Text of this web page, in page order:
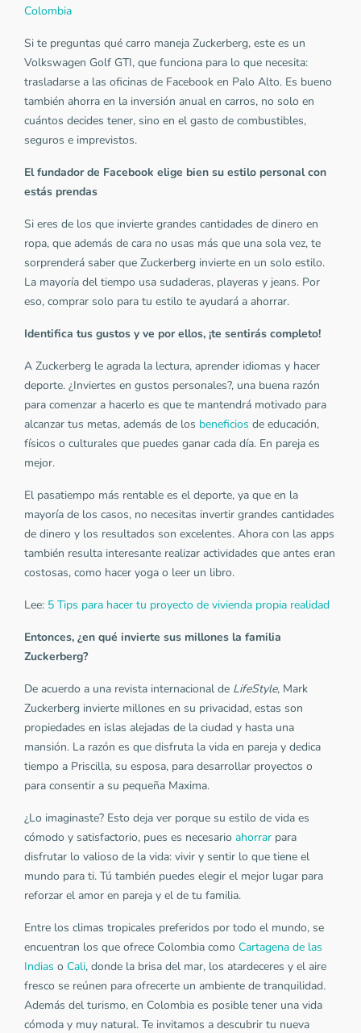
Colombia
Si te preguntas qué carro maneja Zuckerberg, este es un
Volkswagen Golf GTI, que funciona para lo que necesita:
trasladarse a las oficinas de Facebook en Palo Alto. Es bueno
también ahorra en la inversión anual en carros, no solo en
cuántos decides tener, sino en el gasto de combustibles,
seguros e imprevistos.
El fundador de Facebook elige bien su estilo personal con
estás prendas
Si eres de los que invierte grandes cantidades de dinero en
ropa, que además de cara no usas más que una sola vez, te
sorprenderá saber que Zuckerberg invierte en un solo estilo.
La mayoría del tiempo usa sudaderas, playeras y jeans. Por
eso, comprar solo para tu estilo te ayudará a ahorrar.
Identifica tus gustos y ve por ellos, ¡te sentirás completo!
A Zuckerberg le agrada la lectura, aprender idiomas y hacer
deporte. ¿Inviertes en gustos personales?, una buena razón
para comenzar a hacerlo es que te mantendrá motivado para
alcanzar tus metas, además de los beneficios de educación,
físicos o culturales que puedes ganar cada día. En pareja es
mejor.
El pasatiempo más rentable es el deporte, ya que en la
mayoría de los casos, no necesitas invertir grandes cantidades
de dinero y los resultados son excelentes. Ahora con las apps
también resulta interesante realizar actividades que antes eran
costosas, como hacer yoga o leer un libro.
Lee: 5 Tips para hacer tu proyecto de vivienda propia realidad
Entonces, ¿en qué invierte sus millones la familia
Zuckerberg?
De acuerdo a una revista internacional de LifeStyle, Mark
Zuckerberg invierte millones en su privacidad, estas son
propiedades en islas alejadas de la ciudad y hasta una
mansión. La razón es que disfruta la vida en pareja y dedica
tiempo a Priscilla, su esposa, para desarrollar proyectos o
para consentir a su pequeña Maxima.
¿Lo imaginaste? Esto deja ver porque su estilo de vida es
cómodo y satisfactorio, pues es necesario ahorrar para
disfrutar lo valioso de la vida: vivir y sentir lo que tiene el
mundo para ti. Tú también puedes elegir el mejor lugar para
reforzar el amor en pareja y el de tu familia.
Entre los climas tropicales preferidos por todo el mundo, se
encuentran los que ofrece Colombia como Cartagena de las
Indias o Cali, donde la brisa del mar, los atardeceres y el aire
fresco se reúnen para ofrecerte un ambiente de tranquilidad.
Además del turismo, en Colombia es posible tener una vida
cómoda y muy natural. Te invitamos a descubrir tu nueva